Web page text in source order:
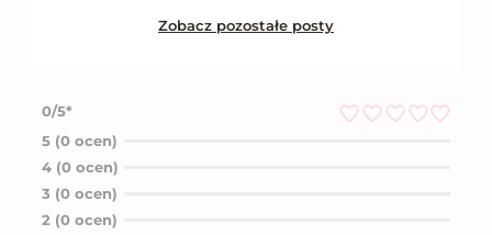
Zobacz pozostałe posty
0/5*
5 (0 ocen)
4 (0 ocen)
3 (0 ocen)
2 (0 ocen)